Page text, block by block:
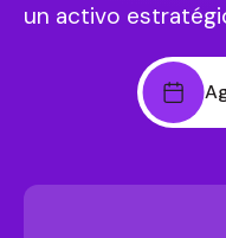
un activo